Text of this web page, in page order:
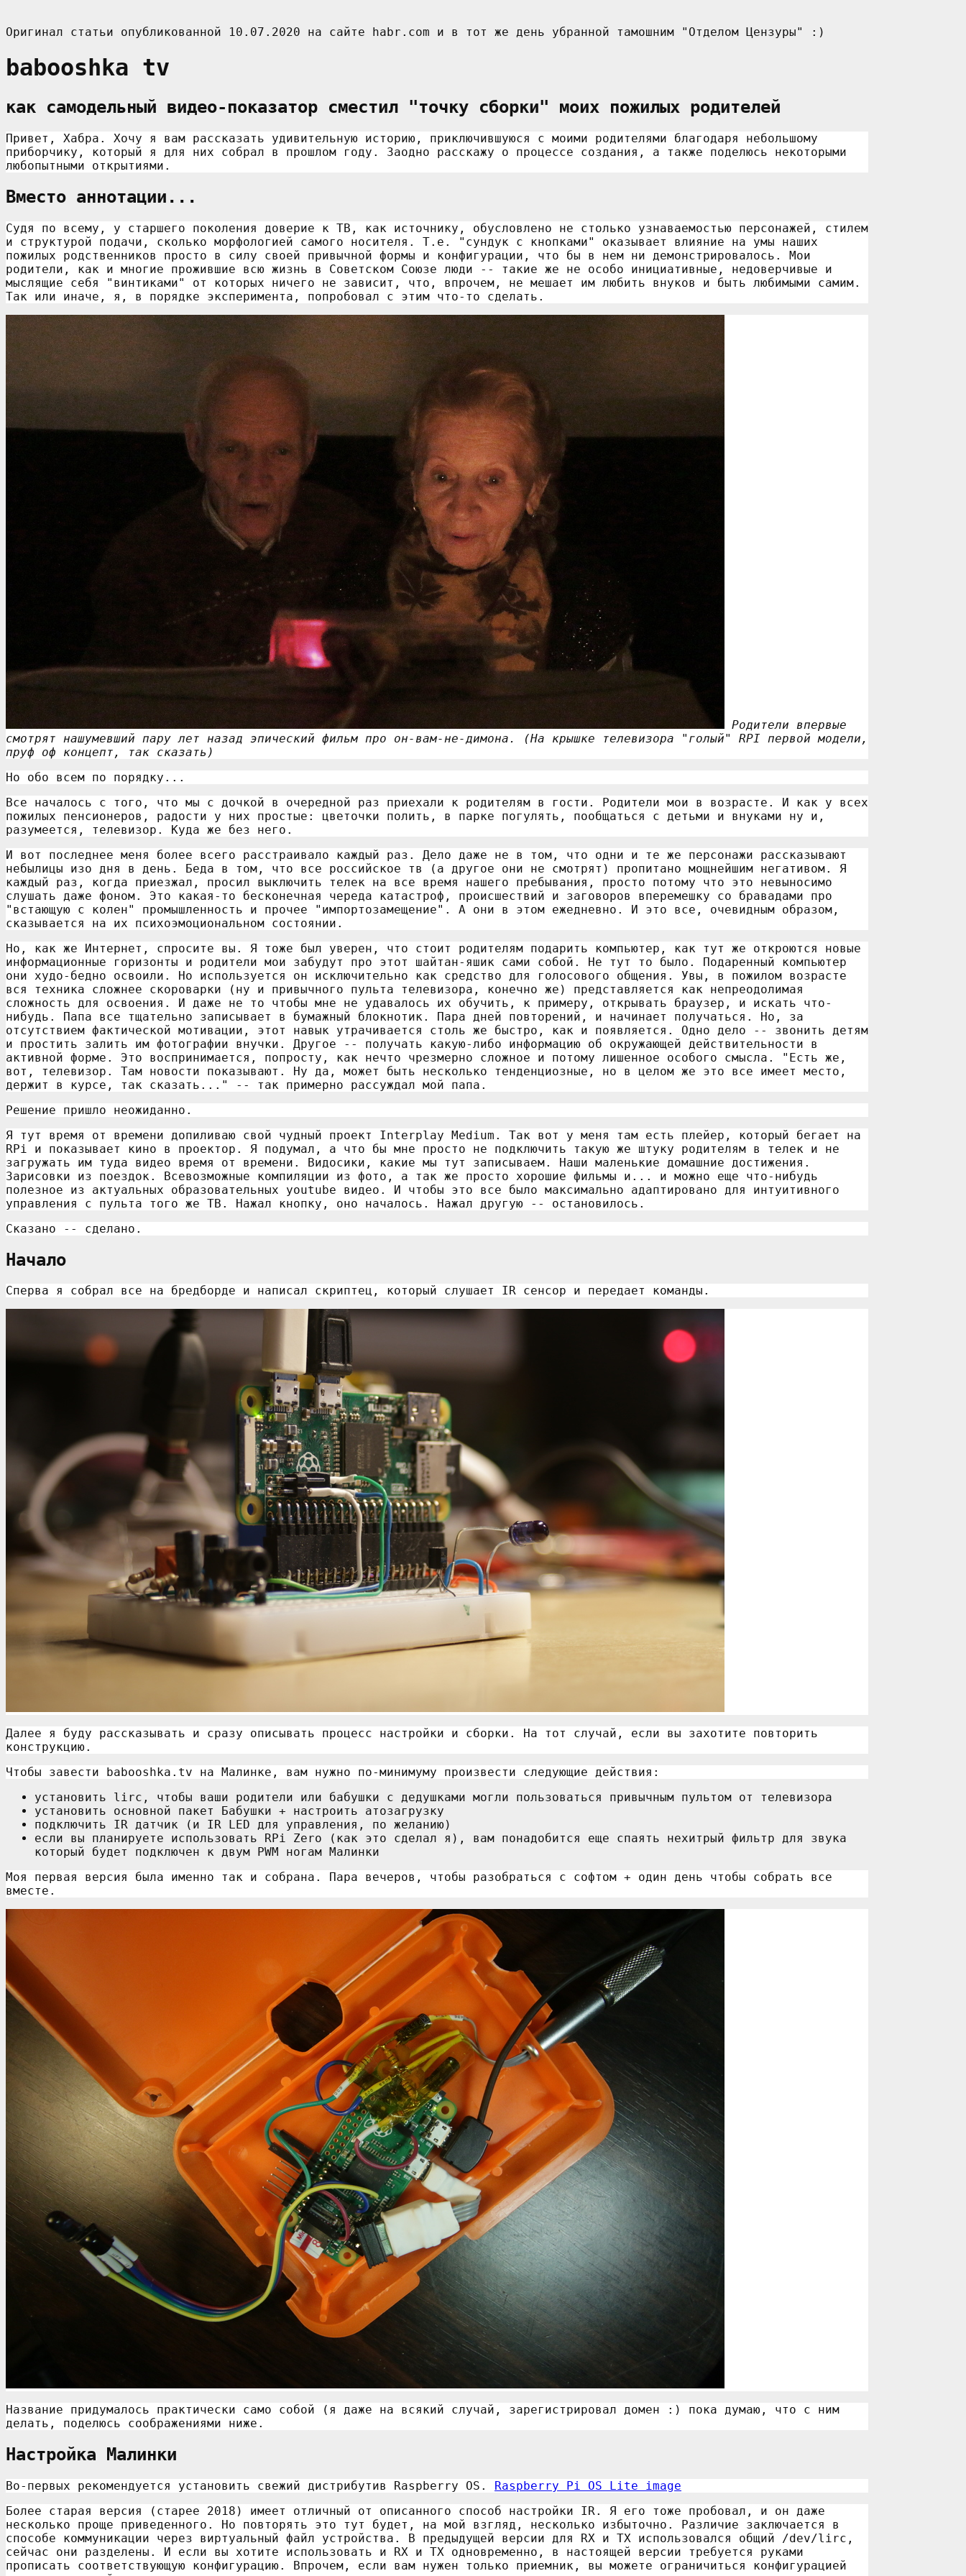
babooshka tv
как самодельный видео-показатор сместил "точку сборки" моих пожилых родителей
Привет, Хабра. Хочу я вам рассказать удивительную историю, приключившуюся с моими родителями благодаря небольшому
приборчику, который я для них собрал в прошлом году. Заодно расскажу о процессе создания, а также поделюсь некоторыми
любопытными открытиями.
Вместо аннотации...
Судя по всему, у старшего поколения доверие к ТВ, как источнику, обусловлено не столько узнаваемостью персонажей, стилем
и структурой подачи, сколько морфологией самого носителя. Т.е. "сундук с кнопками" оказывает влияние на умы наших
пожилых родственников просто в силу своей привычной формы и конфигурации, что бы в нем ни демонстрировалось. Мои
родители, как и многие прожившие всю жизнь в Советском Союзе люди -- такие же не особо инициативные, недоверчивые и
мыслящие себя "винтиками" от которых ничего не зависит, что, впрочем, не мешает им любить внуков и быть любимыми самим.
Так или иначе, я, в порядке эксперимента, попробовал с этим что-то сделать.
Родители впервые
смотрят нашумевший пару лет назад эпический фильм про он-вам-не-димона. (На крышке телевизора "голый" RPI первой модели,
пруф оф концепт, так сказать)
Но обо всем по порядку...
Все началось с того, что мы с дочкой в очередной раз приехали к родителям в гости. Родители мои в возрасте. И как у всех
пожилых пенсионеров, радости у них простые: цветочки полить, в парке погулять, пообщаться с детьми и внуками ну и,
разумеется, телевизор. Куда же без него.
И вот последнее меня более всего расстраивало каждый раз. Дело даже не в том, что одни и те же персонажи рассказывают
небылицы изо дня в день. Беда в том, что все российское тв (а другое они не смотрят) пропитано мощнейшим негативом. Я
каждый раз, когда приезжал, просил выключить телек на все время нашего пребывания, просто потому что это невыносимо
слушать даже фоном. Это какая-то бесконечная череда катастроф, происшествий и заговоров вперемешку со бравадами про
"встающую с колен" промышленность и прочее "импортозамещение". А они в этом ежедневно. И это все, очевидным образом,
сказывается на их психоэмоциональном состоянии.
Но, как же Интернет, спросите вы. Я тоже был уверен, что стоит родителям подарить компьютер, как тут же откроются новые
информационные горизонты и родители мои забудут про этот шайтан-яшик сами собой. Не тут то было. Подаренный компьютер
они худо-бедно освоили. Но используется он исключительно как средство для голосового общения. Увы, в пожилом возрасте
вся техника сложнее скороварки (ну и привычного пульта телевизора, конечно же) представляется как непреодолимая
сложность для освоения. И даже не то чтобы мне не удавалось их обучить, к примеру, открывать браузер, и искать что-
нибудь. Папа все тщательно записывает в бумажный блокнотик. Пара дней повторений, и начинает получаться. Но, за
отсутствием фактической мотивации, этот навык утрачивается столь же быстро, как и появляется. Одно дело -- звонить детям
и простить залить им фотографии внучки. Другое -- получать какую-либо информацию об окружающей действительности в
активной форме. Это воспринимается, попросту, как нечто чрезмерно сложное и потому лишенное особого смысла. "Есть же,
вот, телевизор. Там новости показывают. Ну да, может быть несколько тенденциозные, но в целом же это все имеет место,
держит в курсе, так сказать..." -- так примерно рассуждал мой папа.
Решение пришло неожиданно.
Я тут время от времени допиливаю свой чудный проект Interplay Medium. Так вот у меня там есть плейер, который бегает на
RPi и показывает кино в проектор. Я подумал, а что бы мне просто не подключить такую же штуку родителям в телек и не
загружать им туда видео время от времени. Видосики, какие мы тут записываем. Наши маленькие домашние достижения.
Зарисовки из поездок. Всевозможные компиляции из фото, а так же просто хорошие фильмы и... и можно еще что-нибудь
полезное из актуальных образовательных youtube видео. И чтобы это все было максимально адаптировано для интуитивного
управления с пульта того же ТВ. Нажал кнопку, оно началось. Нажал другую -- остановилось.
Сказано -- сделано.
Начало
Сперва я собрал все на бредборде и написал скриптец, который слушает IR сенсор и передает команды.
Далее я буду рассказывать и сразу описывать процесс настройки и сборки. На тот случай, если вы захотите повторить
конструкцию.
Чтобы завести babooshka.tv на Малинке, вам нужно по-минимуму произвести следующие действия:
установить lirc, чтобы ваши родители или бабушки с дедушками могли пользоваться привычным пультом от телевизора
установить основной пакет Бабушки + настроить атозагрузку
подключить IR датчик (и IR LED для управления, по желанию)
если вы планируете использовать RPi Zero (как это сделал я), вам понадобится еще спаять нехитрый фильтр для звука
который будет подключен к двум PWM ногам Малинки
Моя первая версия была именно так и собрана. Пара вечеров, чтобы разобраться с софтом + один день чтобы собрать все
вместе.
Название придумалось практически само собой (я даже на всякий случай, зарегистрировал домен :) пока думаю, что с ним
делать, поделюсь соображениями ниже.
Настройка Малинки
Во-первых рекомендуется установить свежий дистрибутив Raspberry OS.
Raspberry Pi OS Lite image
Более старая версия (старее 2018) имеет отличный от описанного способ настройки IR. Я его тоже пробовал, и он даже
несколько проще приведенного. Но повторять это тут будет, на мой взгляд, несколько избыточно. Различие заключается в
способе коммуникации через виртуальный файл устройства. В предыдущей версии для RX и TX использовался общий /dev/lirc,
сейчас они разделены. И если вы хотите использовать и RX и TX одновременно, в настоящей версии требуется руками
прописать соответствующую конфигурацию. Впрочем, если вам нужен только приемник, вы можете ограничиться конфигурацией